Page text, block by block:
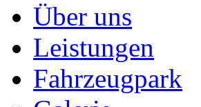
Über uns
Leistungen
Fahrzeugpark